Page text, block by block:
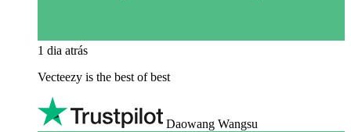
1 dia atrás
Vecteezy is the best of best
Daowang Wangsu